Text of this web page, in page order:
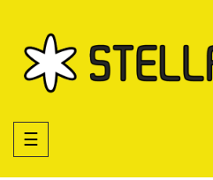
navigazione
Toggle
☰